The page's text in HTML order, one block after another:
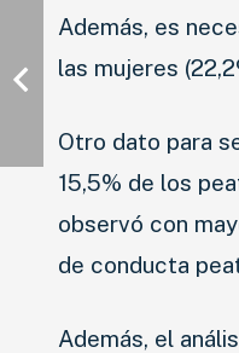
Además, es
las mujeres
Otro dato para
15,5% de los
observó con
de conducta
Además, el